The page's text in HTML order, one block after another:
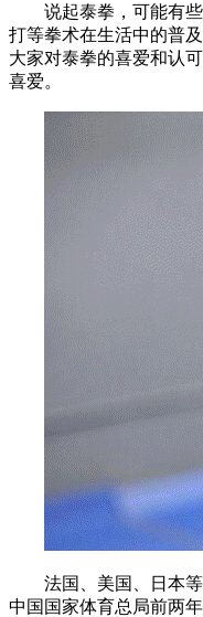
说起泰拳，可能有
打等拳术在生活中的普
大家对泰拳的喜爱和认
喜爱。
法国、美国、日本
中国国家体育总局前两